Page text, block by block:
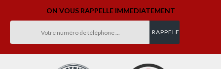
ON VOUS RAPPELLE IMMEDIATEMENT